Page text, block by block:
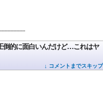
倒的に面白いんだけど…これはヤ
↓ コメントまでスキップ